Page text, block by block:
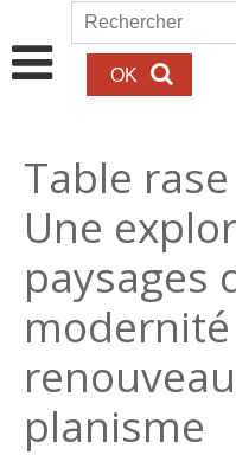
Aller au contenu principal
Rechercher
Table
Une
paysages
planisme